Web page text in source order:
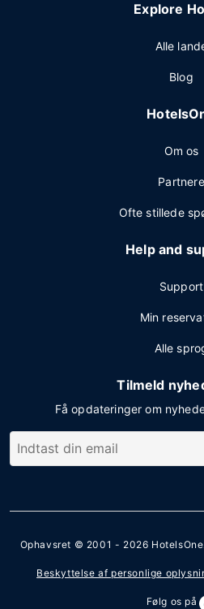
Explore
Alle
Blog
Om os
Partnere
Ofte stillede
Help and
Support
Min
Alle
Tilmeld
Få opdateringer om
Ophavsret © 2001 - 2026 HotelsOne
Beskyttelse af personlige
Følg os på